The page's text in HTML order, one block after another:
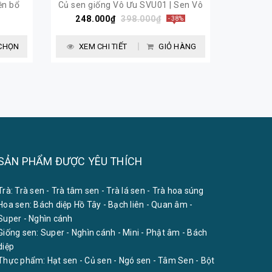
bổ
Củ sen giống Vô Ưu SVU01 | Sen Vô
Ưu
248.000₫ 398.000₫ - 38%
XEM CHI TIẾT GIỎ HÀNG
PHẨM ĐƯỢC YÊU THÍCH
Trà sen - Trà tâm sen - Trà lá sen - Trà hoa súng
sen: Bách diệp Hồ Tây - Bạch liên - Quan âm -
- Nghìn cánh
sen: Super - Nghìn cánh - Mini - Phật âm - Bách
phẩm: Hạt sen - Củ sen - Ngó sen - Tâm Sen - Bột